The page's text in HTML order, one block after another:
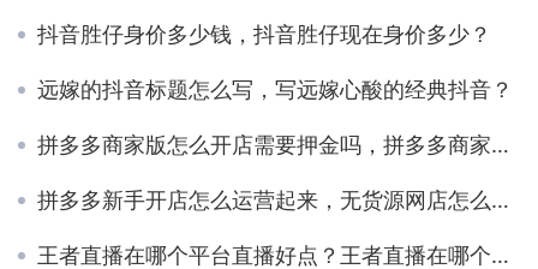
抖音胜仔身价多少钱，抖音胜仔现在身价多少？
远嫁的抖音标题怎么写，写远嫁心酸的经典抖音？
拼多多商家版怎么开店需要押金吗，拼多多商家版怎么开店需要押金吗视频？
拼多多新手开店怎么运营起来，无货源网店怎么开？
王者直播在哪个平台直播好点？王者直播在哪个平台直播好点呢